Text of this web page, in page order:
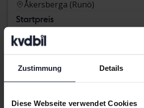
Zustimmung Details
Diese Webseite verwendet Cookies
Åkersberga (Runö)
Startpreis
Unsere Bewertung ist auf dem Weg